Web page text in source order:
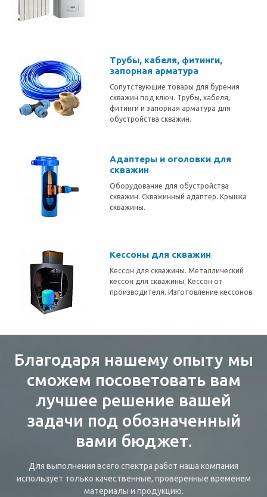
Трубы, кабеля, фитинги,
запорная арматура
Сопутствующие товары для бурения
скважин под ключ. Трубы, кабеля,
фитинги и запорная арматура для
обустройства скважин.
Адаптеры и оголовки для
скважин
Оборудование для обустройства
скважин. Скважинный адаптер. Крышка
скважины.
Кессоны для скважин
Кессон для скважины. Металлический
кессон для скважины. Кессон от
производителя. Изготовление кессонов.
Благодаря нашему опыту мы
сможем посоветовать вам
лучшее решение вашей
задачи под обозначенный
вами бюджет.
Для выполнения всего спектра работ наша компания
использует только качественные, проверенные временем
материалы и продукцию.